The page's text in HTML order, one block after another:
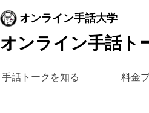
オンライン手話大学
オンライン手話ト
手話トークを知る 料金